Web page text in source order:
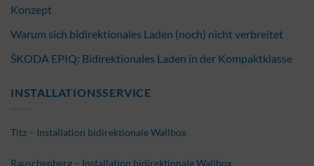
Konzept
Warum sich bidirektionales Laden (noch) nicht verbreitet
ŠKODA EPIQ: Bidirektionales Laden in der Kompaktklasse
INSTALLATIONSSERVICE
Titz – Installation bidirektionale Wallbox
Rauschenberg – Installation bidirektionale Wallbox